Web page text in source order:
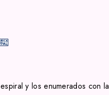
y los enumerados con la